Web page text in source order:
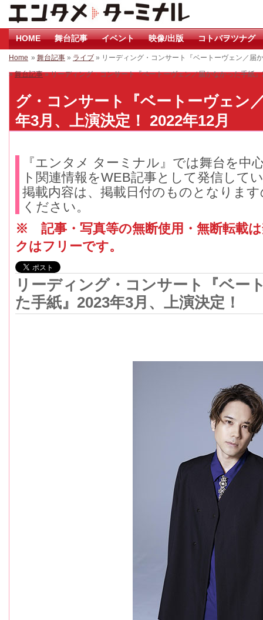
HOME 舞台記事 イベント 映像/出版 コトバヲツナグ
Home » 舞台記事 » ライブ » リーディング・コンサート『ベートーヴェン／届
»舞台記事» リーディング・コンサート『ベートーヴェン／届かなかった手紙
グ・コンサート『ベートーヴェン
年3月、上演決定！ 2022年12月
『エンタメ ターミナル』では舞台を中
ト関連情報をWEB記事として発信して
掲載内容は、掲載日付のものとなりま
ください。
※ 記事・写真等の無断使用・無断転載
クはフリーです。
リーディング・コンサート『ベー
た手紙』2023年3月、上演決定！